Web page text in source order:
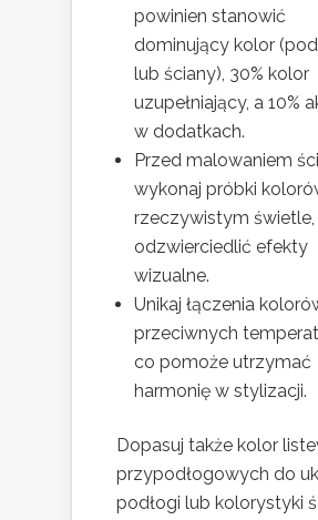
powinien stanowić
dominujący kolor
lub ściany), 30% kolor
uzupełniający, a 10%
w dodatkach.
Przed malowaniem
wykonaj próbki
rzeczywistym
odzwierciedlić efekty
wizualne.
Unikaj łączenia
przeciwnych
co pomoże utrzymać
harmonię w stylizacji.
Dopasuj także kolor
przypodłogowych do
podłogi lub kolorystyki